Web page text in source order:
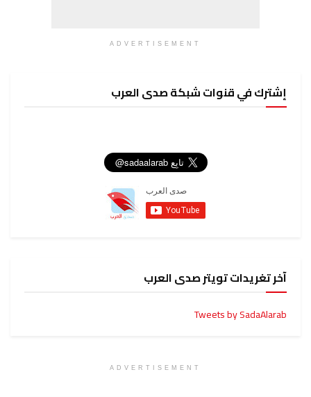
ADVERTISEMENT
إشترك في قنوات شبكة صدى العرب
آخر تغريدات تويتر صدى العرب
Tweets by SadaAlarab
ADVERTISEMENT